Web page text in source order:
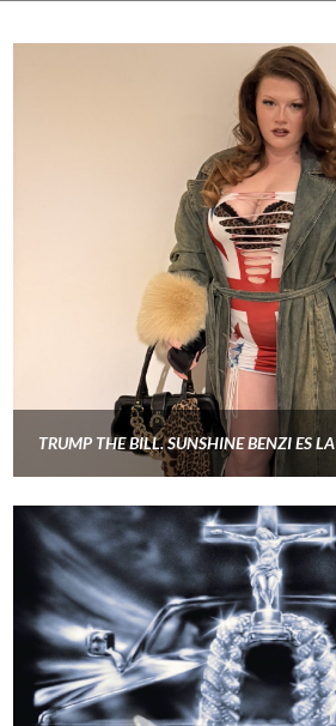
FEBRERO 6, 2026